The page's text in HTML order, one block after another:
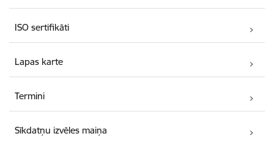
ISO sertifikāti
Lapas karte
Termini
Sīkdatņu izvēles maiņa